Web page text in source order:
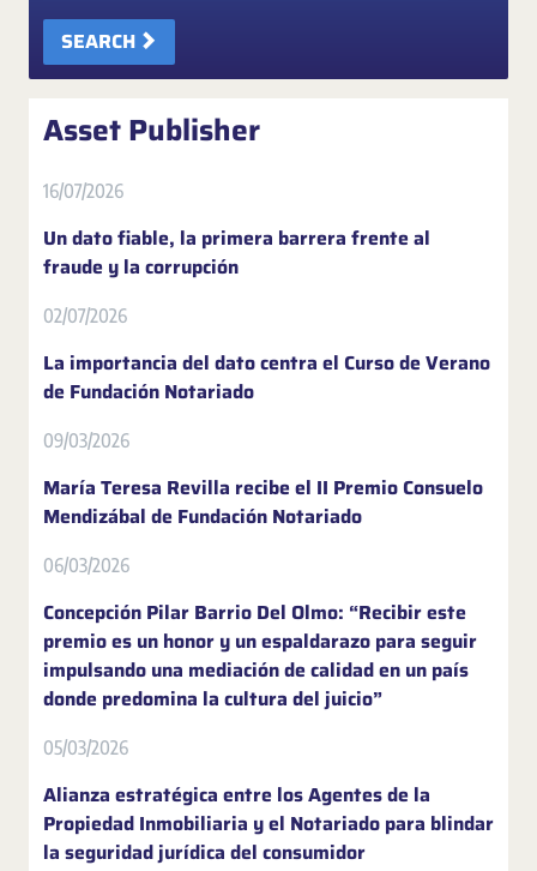
SEARCH
Asset Publisher
16/07/2026
Un dato fiable, la primera barrera frente al
fraude y la corrupción
02/07/2026
La importancia del dato centra el Curso de Verano
de Fundación Notariado
09/03/2026
María Teresa Revilla recibe el II Premio Consuelo
Mendizábal de Fundación Notariado
06/03/2026
Concepción Pilar Barrio Del Olmo: “Recibir este
premio es un honor y un espaldarazo para seguir
impulsando una mediación de calidad en un país
donde predomina la cultura del juicio”
05/03/2026
Alianza estratégica entre los Agentes de la
Propiedad Inmobiliaria y el Notariado para blindar
la seguridad jurídica del consumidor